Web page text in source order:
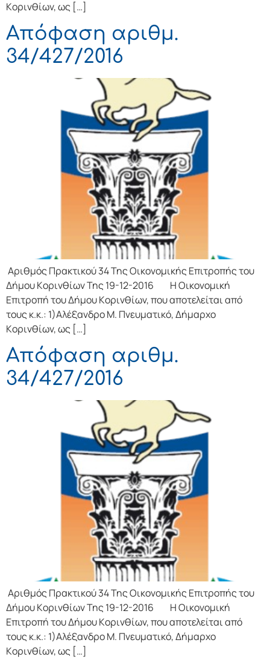
Κoριvθίωv, ως […]
Απόφαση αριθμ.
34/427/2016
Αριθμός Πρακτικού 34 Της Οικονομικής Επιτρoπής τoυ
Δήμoυ Κoριvθίωv Της 19-12-2016 Η Οικονομική
Επιτρoπή τoυ Δήμoυ Κoριvθίωv, πoυ απoτελείται από
τoυς κ.κ.: 1)Αλέξανδρο Μ. Πνευματικό, Δήμαρχo
Κoριvθίωv, ως […]
Απόφαση αριθμ.
34/427/2016
Αριθμός Πρακτικού 34 Της Οικονομικής Επιτρoπής τoυ
Δήμoυ Κoριvθίωv Της 19-12-2016 Η Οικονομική
Επιτρoπή τoυ Δήμoυ Κoριvθίωv, πoυ απoτελείται από
τoυς κ.κ.: 1)Αλέξανδρο Μ. Πνευματικό, Δήμαρχo
Κoριvθίωv, ως […]